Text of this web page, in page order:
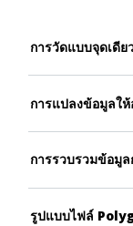
การวัดแบบจุดเดีย
การแปลงข้อมูลใ
การรวบรวมข้อมูล
รูปแบบไฟล์